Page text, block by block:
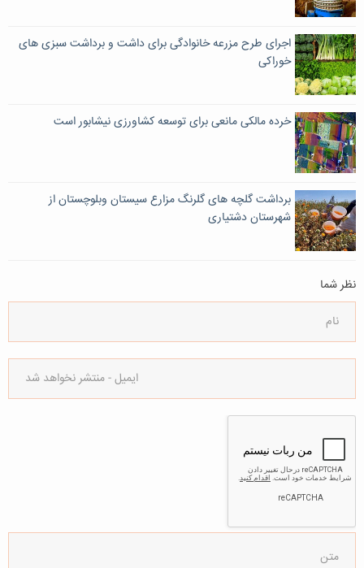
اجرای طرح مزرعه خانوادگی برای داشت و برداشت سبزی های
خوراکی
خرده مالكی مانعی برای توسعه كشاورزی نیشابور است
برداشت گلچه های گلرنگ مزارع سیستان وبلوچستان از
شهرستان دشتیاری
نظر شما